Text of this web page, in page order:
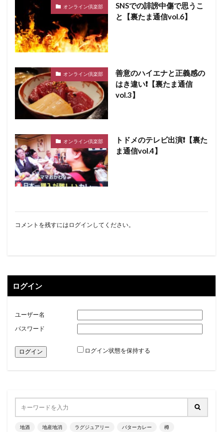
オンライン倶楽部
SNSでの誹謗中傷で思うこ
と【裏たま通信vol.6】
オンライン倶楽部
善意のハイエナと正義感の
はき違い❗️【裏たま通信
vol.3】
オンライン倶楽部
トドメのテレビ出演❗️【裏た
ま通信vol.4】
コメントを残すにはログインしてください。
ログイン
ユーザー名
パスワード
ログイン状態を保持する
地酒 地産地消 ラグジュアリー バターカレー 樽